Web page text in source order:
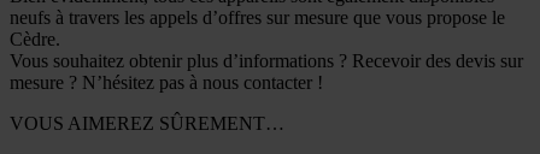
neufs à travers les appels d’offres sur mesure que vous propose le
Cèdre.
Vous souhaitez obtenir plus d’informations ? Recevoir des devis sur
mesure ? N’hésitez pas à nous contacter !
VOUS AIMEREZ SÛREMENT…